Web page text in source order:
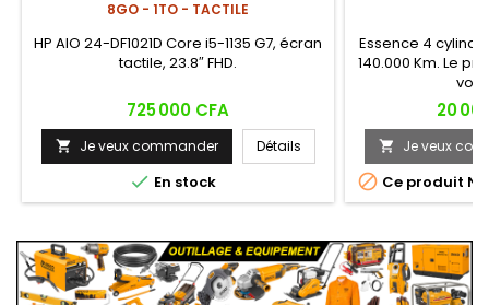
8GO - 1TO - TACTILE
HP AIO 24-DF1021D Core i5-1135 G7, écran
tactile, 23.8″ FHD.
Prix
725 000 CFA
 Je veux commander Détails
 En stock
Essence 4
140.000 Km. Le
Prix
20
 Je veux
 Ce produit